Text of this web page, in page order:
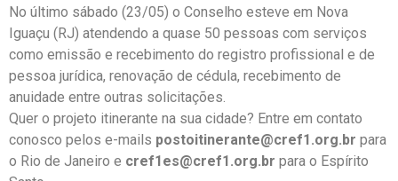
No último sábado (23/05) o Conselho esteve em Nova
Iguaçu (RJ) atendendo a quase 50 pessoas com serviços
como emissão e recebimento do registro profissional e de
pessoa jurídica, renovação de cédula, recebimento de
anuidade entre outras solicitações.
Quer o projeto itinerante na sua cidade? Entre em contato
conosco pelos e-mails postoitinerante@cref1.org.br para
o Rio de Janeiro e cref1es@cref1.org.br para o Espírito